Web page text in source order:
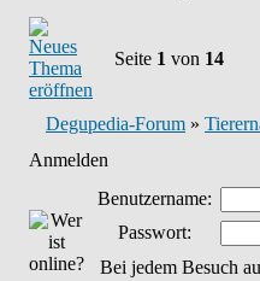
Seite 1 von 14
Degupedia-Forum »
Anmelden
Benutzername:
Passwort:
Bei jedem Besuch